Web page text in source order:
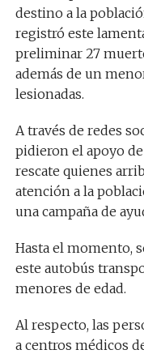
destino a la
registró este
preliminar 27
además de un
lesionadas.
A través de redes
pidieron el apoyo
rescate quienes
atención a la
una campaña de
Hasta el momento,
este autobús
menores de edad.
Al respecto, las
a centros médicos